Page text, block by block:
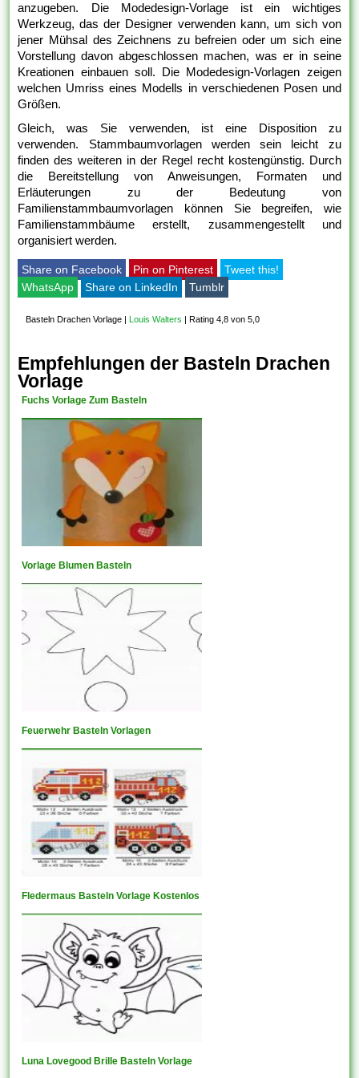
anzugeben. Die Modedesign-Vorlage ist ein wichtiges
Werkzeug, das der Designer verwenden kann, um sich von
jener Mühsal des Zeichnens zu befreien oder um sich eine
Vorstellung davon abgeschlossen machen, was er in seine
Kreationen einbauen soll. Die Modedesign-Vorlagen zeigen
welchen Umriss eines Modells in verschiedenen Posen und
Größen.
Gleich, was Sie verwenden, ist eine Disposition zu
verwenden. Stammbaumvorlagen werden sein leicht zu
finden des weiteren in der Regel recht kostengünstig. Durch
die Bereitstellung von Anweisungen, Formaten und
Erläuterungen zu der Bedeutung von
Familienstammbaumvorlagen können Sie begreifen, wie
Familienstammbäume erstellt, zusammengestellt und
organisiert werden.
Share on Facebook Pin on Pinterest
Tweet this!
WhatsApp
Share on LinkedIn Tumblr
Basteln Drachen Vorlage | Louis Walters |Rating 4,8 von 5,0
Empfehlungen der Basteln Drachen
Vorlage
Fuchs Vorlage Zum Basteln
Vorlage Blumen Basteln
Feuerwehr Basteln Vorlagen
Fledermaus Basteln Vorlage Kostenlos
Luna Lovegood Brille Basteln Vorlage